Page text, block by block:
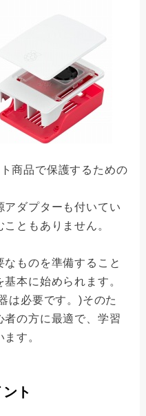
商品で保護するための
アダプターも付いてい
ともありません。
ものを準備すること
本に始められます。
は必要です。)そのた
者の方に最適で、学習
す。
ト